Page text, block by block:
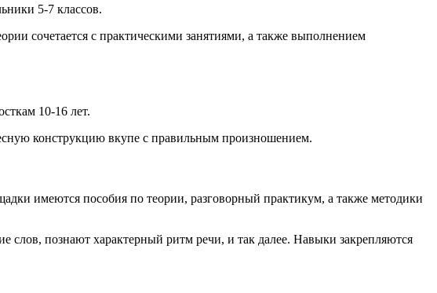
5-7 классов.
сочетается с практическими занятиями, а также выполнением
10-16 лет.
конструкцию вкупе с правильным произношением.
имеются пособия по теории, разговорный практикум, а также методики
познают характерный ритм речи, и так далее. Навыки закрепляются